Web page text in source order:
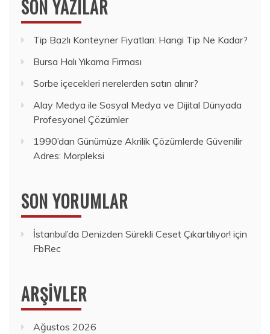
SON YAZILAR
Tip Bazlı Konteyner Fiyatları: Hangi Tip Ne Kadar?
Bursa Halı Yıkama Firması
Sorbe içecekleri nerelerden satın alınır?
Alay Medya ile Sosyal Medya ve Dijital Dünyada
Profesyonel Çözümler
1990’dan Günümüze Akrilik Çözümlerde Güvenilir
Adres: Morpleksi
SON YORUMLAR
İstanbul’da Denizden Sürekli Ceset Çıkartılıyor! için
FbRec
ARŞIVLER
Ağustos 2026